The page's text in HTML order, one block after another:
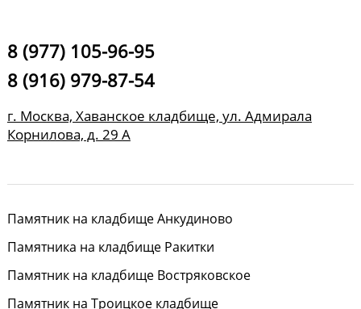
8 (977) 105-96-95
8 (916) 979-87-54
г. Москва, Хаванское кладбище, ул. Адмирала
Корнилова, д. 29 А
Памятник на кладбище Анкудиново
Памятника на кладбище Ракитки
Памятник на кладбище Востряковское
Памятник на Троицкое кладбище